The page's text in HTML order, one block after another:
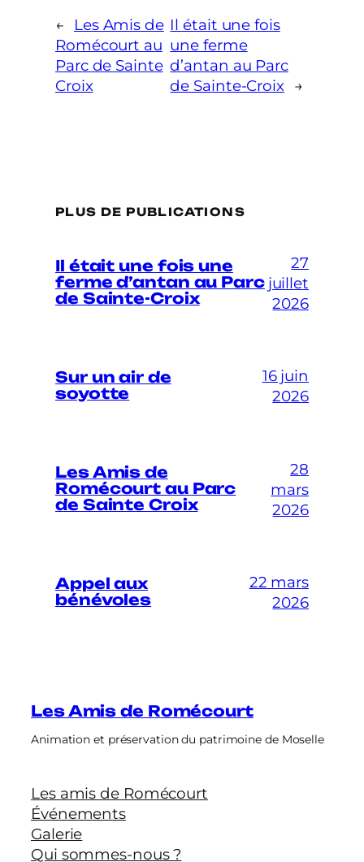
←
Les Amis de
Romécourt au
Parc de Sainte
Croix
Il était une fois
une ferme
d’antan au Parc
de Sainte-Croix
→
PLUS DE PUBLICATIONS
Il était une fois une
ferme d’antan au Parc
de Sainte-Croix
27
juillet
2026
Sur un air de
soyotte
16 juin
2026
Les Amis de
Romécourt au Parc
de Sainte Croix
28
mars
2026
Appel aux
bénévoles
22 mars
2026
Les Amis de Romécourt
Animation et préservation du patrimoine de Moselle
Les amis de Romécourt
Événements
Galerie
Qui sommes-nous ?